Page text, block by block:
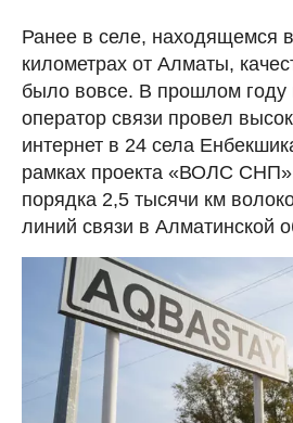
Ранее в селе, находящемся
километрах от Алматы,
было вовсе. В прошлом году
оператор связи провел
интернет в 24 села
рамках проекта «ВОЛС
порядка 2,5 тысячи км
линий связи в Алматинской